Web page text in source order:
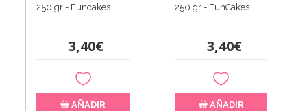
250 gr - Funcakes
3,40€
AÑADIR
250 gr - FunCakes
3,40€
AÑADIR